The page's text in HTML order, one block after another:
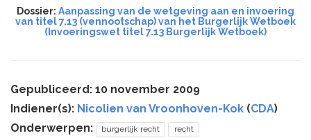
Dossier: Aanpassing van de wetgeving aan en invoering
van titel 7.13 (vennootschap) van het Burgerlijk Wetboek
(Invoeringswet titel 7.13 Burgerlijk Wetboek)
Gepubliceerd: 10 november 2009
Indiener(s): Nicolien van Vroonhoven-Kok (CDA)
Onderwerpen:
burgerlijk recht recht